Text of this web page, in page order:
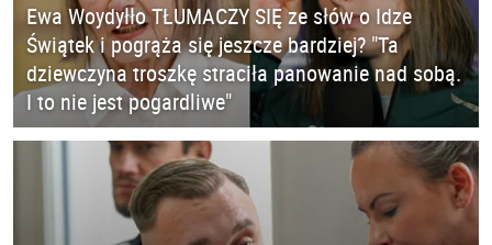
Ewa Woydyłło TŁUMACZY SIĘ ze słów o Idze
Świątek i pogrąża się jeszcze bardziej? "Ta
dziewczyna troszkę straciła panowanie nad sobą.
I to nie jest pogardliwe"